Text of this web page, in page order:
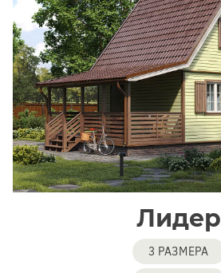
Лидер
3 РАЗМЕРА